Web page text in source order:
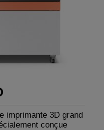
imprimante 3D grand
conçue